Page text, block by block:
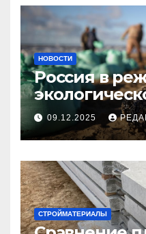
НОВОСТИ
Россия в
09.12.2025
СТРОЙМАТЕРИАЛЫ